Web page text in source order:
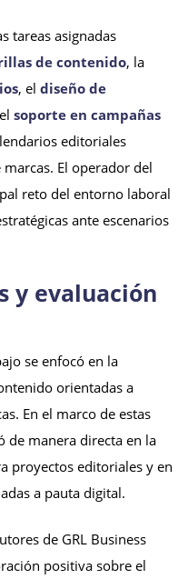
tareas asignadas
de contenido, la
, el diseño de
soporte en campañas
editoriales
El operador del
reto del entorno laboral
ante escenarios
y evaluación
se enfocó en la
orientadas a
En el marco de estas
de manera directa en la
proyectos editoriales y en
a pauta digital.
de GRL Business
positiva sobre el